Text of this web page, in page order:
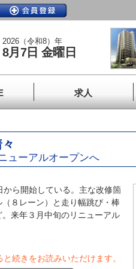
2026（令和8）年
8月7日 金曜日
求人
ューアルオープンへ
ら開始している。主な改修箇
８レーン）と走り幅跳び・棒
来年３月中旬のリニューアル
続きをお読みいただけます。